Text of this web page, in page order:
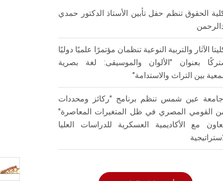
الحقوق تنظم حفل تأبين الأستاذ الدكتور حمدي
الآثار والتربية النوعية تنظمان مؤتمرًا علميًا دوليًا
بعنوان "الألوان والموسيقى: لغة بصرية
بين التراث والاستدامة"
جامعة عين شمس تنظم برنامج "ركائز ومحددات
القومي المصري في ظل المتغيرات المعاصرة"
مع الأكاديمية العسكرية للدراسات العليا